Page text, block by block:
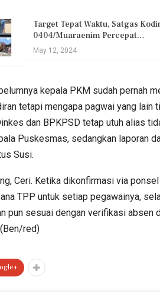
Target Tepat Waktu, Satgas
0404/Muaraenim Percepat…
May 12, 2024
kepala PKM sudah pernah
tetapi mengapa pagwai yang lain
dan BPKPSD tetap utuh alias
Puskesmas, sedangkan laporan
Susi.
Ceri. Ketika dikonfirmasi via
TPP untuk setiap pegawainya,
pun sesuai dengan verifikasi absen
red)